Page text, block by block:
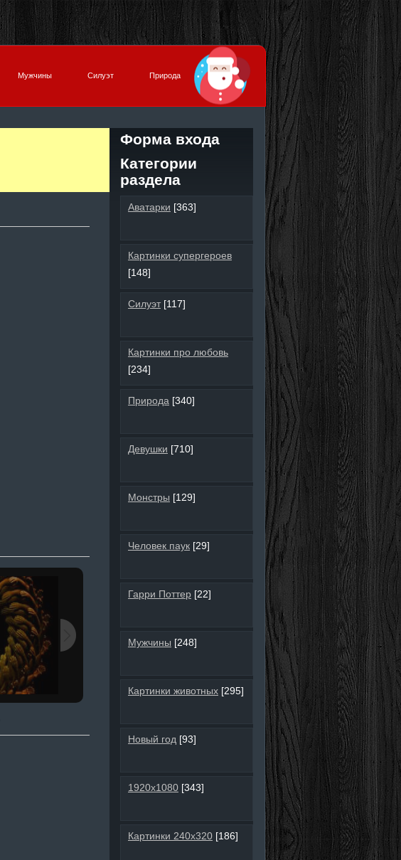
Мужчины Силуэт Природа
Форма входа
Категории
раздела
Аватарки [363]
Картинки супергероев
[148]
Силуэт [117]
Картинки про любовь
[234]
Природа [340]
Девушки [710]
Монстры [129]
Человек паук [29]
Гарри Поттер [22]
Мужчины [248]
Картинки животных [295]
Новый год [93]
1920х1080 [343]
Картинки 240х320 [186]